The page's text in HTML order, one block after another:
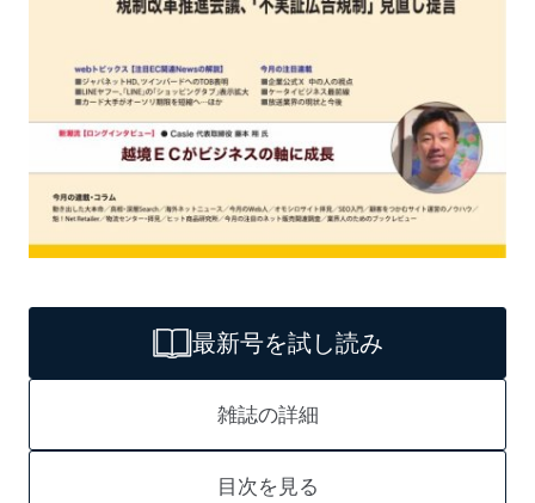
最新号を試し読み
雑誌の詳細
目次を見る